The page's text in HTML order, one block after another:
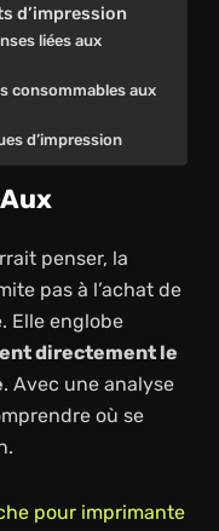
d’impression
liées aux
consommables aux
d’impression
penser, la
pas à l’achat de
Elle englobe
directement le
. Avec une analyse
où se
pour imprimante